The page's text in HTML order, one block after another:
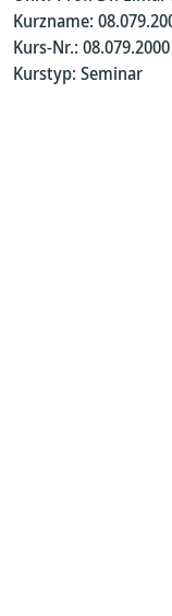
Kurzname:
Kurs-Nr.: 08.079.2000
Kurstyp: Seminar